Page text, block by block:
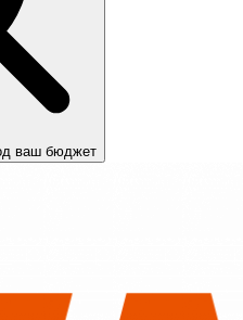
ваш бюджет